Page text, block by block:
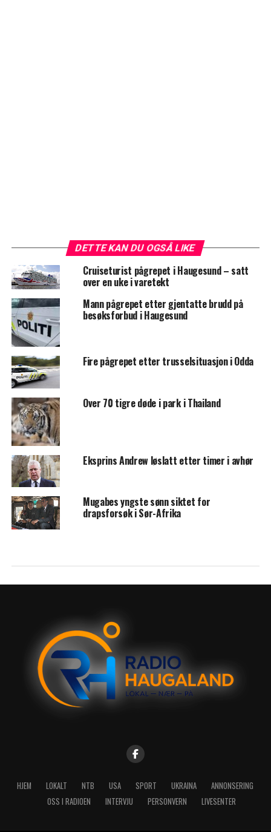
DETTE KAN DU OGSÅ LIKE
Cruiseturist pågrepet i Haugesund – satt
over en uke i varetekt
Mann pågrepet etter gjentatte brudd på
besøksforbud i Haugesund
Fire pågrepet etter trusselsituasjon i Odda
Over 70 tigre døde i park i Thailand
Eksprins Andrew løslatt etter timer i avhør
Mugabes yngste sønn siktet for
drapsforsøk i Sør-Afrika
HJEM LOKALT NTB USA SPORT UKRAINA
ANNONSERING
OSS I RADIOEN
INTERVJU PERSONVERN LIVESENTER